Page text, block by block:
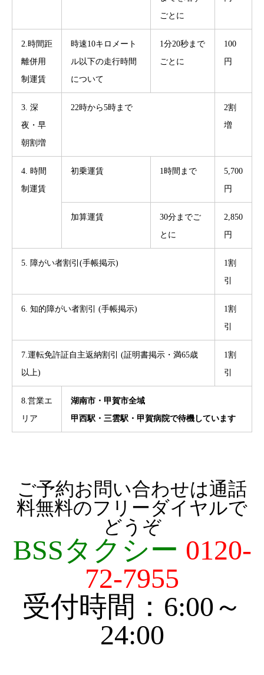
ごとに
2.時間距
離併用
制運賃
時速10キロメート
ル以下の走行時間
について
1分20秒まで
ごとに
100
円
3. 深
夜・早
朝割増
22時から5時まで
2割
増
4. 時間
制運賃
初乗運賃 1時間まで
5,700
円
加算運賃
30分までご
とに
2,850
円
5. 障がい者割引(手帳掲示)
1割
引
6. 知的障がい者割引 (手帳掲示)
1割
引
7.運転免許証自主返納割引 (証明書掲示・満65歳
以上)
1割
引
8.営業エ
リア
湖南市・甲賀市全域
甲西駅・三雲駅・甲賀病院で待機しています
ご予約お問い合わせは通話
料無料のフリーダイヤルで
どうぞ
BSSタクシー 0120-
72-7955
受付時間：6:00～
24:00